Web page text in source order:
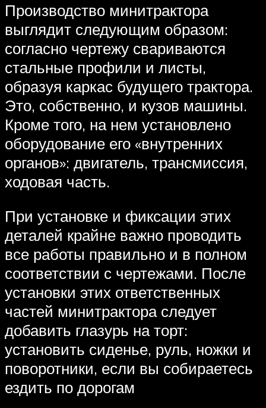
Производство минитрактора
выглядит следующим образом:
согласно чертежу свариваются
стальные профили и листы,
образуя каркас будущего трактора.
Это, собственно, и кузов машины.
Кроме того, на нем установлено
оборудование его «внутренних
органов»: двигатель, трансмиссия,
ходовая часть.
При установке и фиксации этих
деталей крайне важно проводить
все работы правильно и в полном
соответствии с чертежами. После
установки этих ответственных
частей минитрактора следует
добавить глазурь на торт:
установить сиденье, руль, ножки и
поворотники, если вы собираетесь
ездить по дорогам